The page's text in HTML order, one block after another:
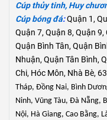
Cúp thủy tinh, Huy
Cúp bóng đá:Quận 1,
Quận 7, Quận 8, Quận
Quận Bình Tân, Quận
Nhuận, Quận Tân Bình,
Chi, Hóc Môn, Nhà Bè,
Tháp, Đồng Nai, Bình
Ninh, Vũng Tàu, Đà Nẵng,
Nội, Hà Giang, Cao Bằng,